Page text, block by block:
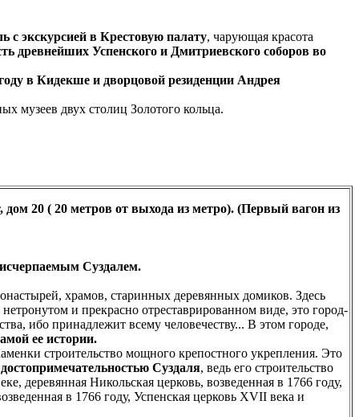
с экскурсией в Крестовую палату, чарующая красота
древнейших Успенского и Дмитриевского соборов во
в Кидекше и дворцовой резиденции Андрея
музеев двух столиц Золотого кольца.
дом 20 ( 20 метров от выхода из метро). (Первый вагон из
Суздалем.
храмов, старинных деревянных домиков. Здесь
и прекрасно отреставрированном виде, это город-
ибо принадлежит всему человечеству... В этом городе,
ее истории.
строительство мощного крепостного укрепления. Это
Суздаля, ведь его строительство
деревянная Никольская церковь, возведенная в 1766 году,
в 1766 году, Успенская церковь XVII века и